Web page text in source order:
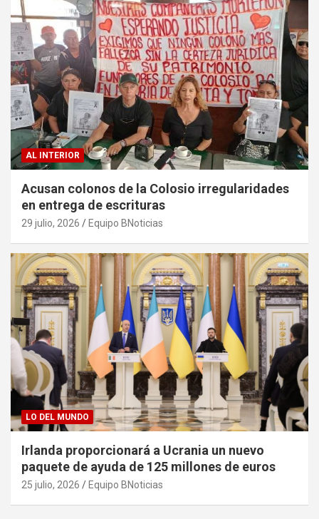
AL INTERIOR
Acusan colonos de la Colosio irregularidades
en entrega de escrituras
29 julio, 2026 Equipo BNoticias
LO DEL MUNDO
Irlanda proporcionará a Ucrania un nuevo
paquete de ayuda de 125 millones de euros
25 julio, 2026 Equipo BNoticias